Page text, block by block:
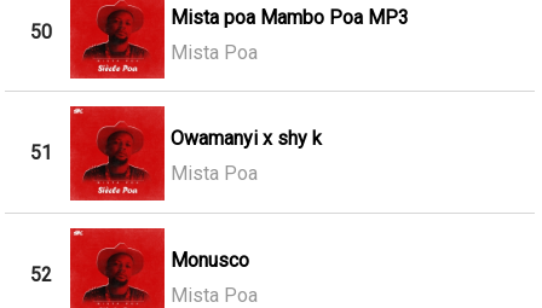
50
Mista poa Mambo Poa MP3
Mista Poa
51
Owamanyi x shy k
Mista Poa
52
Monusco
Mista Poa